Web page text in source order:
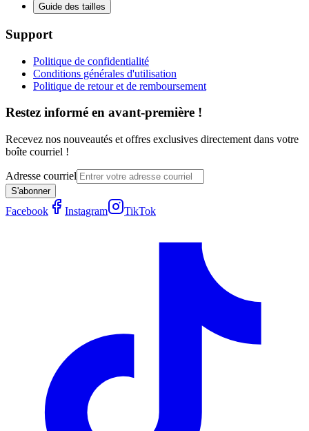
Guide des tailles
Support
Politique de confidentialité
Conditions générales d'utilisation
Politique de retour et de remboursement
Restez informé en avant-première !
Recevez nos nouveautés et offres exclusives directement dans votre
boîte courriel !
Adresse courriel
S'abonner
Facebook Instagram TikTok